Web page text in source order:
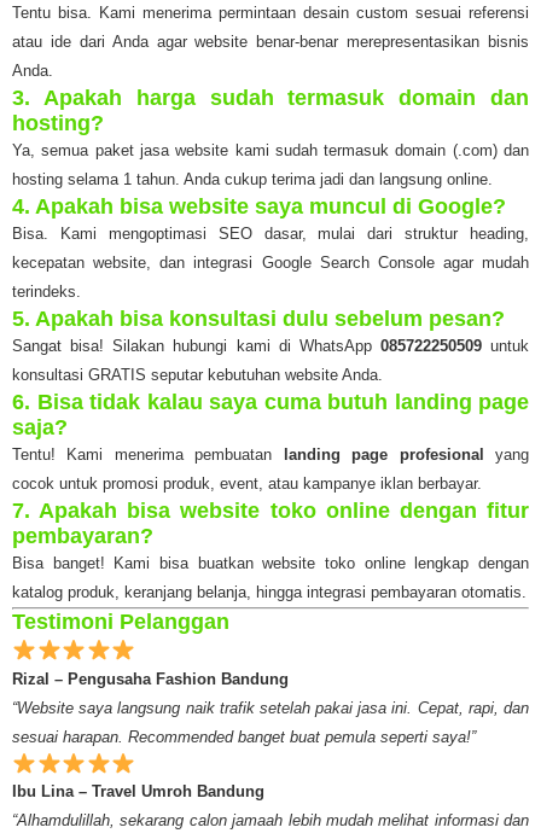
Tentu bisa. Kami menerima permintaan desain custom sesuai referensi
atau ide dari Anda agar website benar-benar merepresentasikan bisnis
Anda.
3. Apakah harga sudah termasuk domain dan
hosting?
Ya, semua paket jasa website kami sudah termasuk domain (.com) dan
hosting selama 1 tahun. Anda cukup terima jadi dan langsung online.
4. Apakah bisa website saya muncul di Google?
Bisa. Kami mengoptimasi SEO dasar, mulai dari struktur heading,
kecepatan website, dan integrasi Google Search Console agar mudah
terindeks.
5. Apakah bisa konsultasi dulu sebelum pesan?
Sangat bisa! Silakan hubungi kami di WhatsApp 085722250509untuk
konsultasi GRATIS seputar kebutuhan website Anda.
6. Bisa tidak kalau saya cuma butuh landing page
saja?
Tentu! Kami menerima pembuatan landing page profesional
yang
cocok untuk promosi produk, event, atau kampanye iklan berbayar.
7. Apakah bisa website toko online dengan fitur
pembayaran?
Bisa banget! Kami bisa buatkan website toko online lengkap dengan
katalog produk, keranjang belanja, hingga integrasi pembayaran otomatis.
Testimoni Pelanggan
Rizal – Pengusaha Fashion Bandung
“Website saya langsung naik trafik setelah pakai jasa ini. Cepat, rapi, dan
sesuai harapan. Recommended banget buat pemula seperti saya!”
Ibu Lina – Travel Umroh Bandung
“Alhamdulillah, sekarang calon jamaah lebih mudah melihat informasi dan